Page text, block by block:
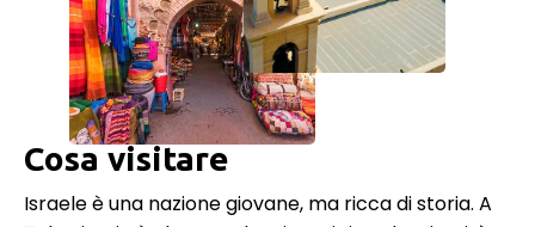
Cosa visitare
Israele è una nazione giovane, ma ricca di storia. A